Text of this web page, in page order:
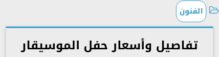
الفنون
تفاصيل وأسعار حفل الموسيقار